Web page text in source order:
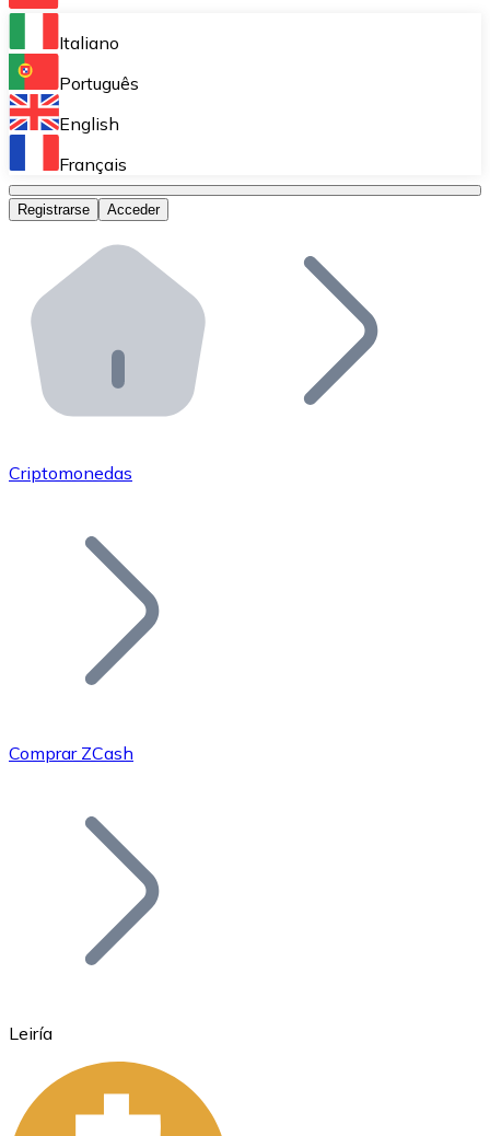
Bitnovo Ramp
Integra nuestra solución en tu plataforma.
Bitnovo Giftcards
Bitnovo OTC
Bitnovo ATM
Integra un ATM Bitnovo en tu negocio y permite que
Bitnovo API
Integra nuestra API en tu ecosistema.
Únete a nuestra red de distribuidores.
Añade tu proyecto a nuestro ecosistema.
Bitcoin
Italiano
Português
English
Français
Registrarse Acceder
Criptomonedas
Comprar ZCash
Leiría